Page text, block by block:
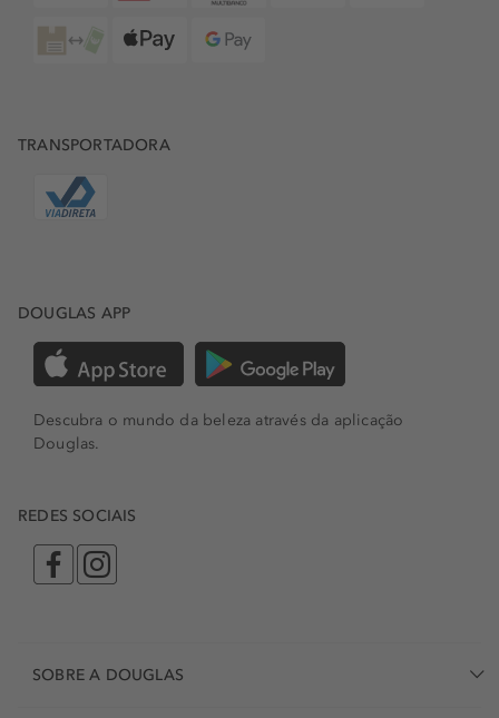
TRANSPORTADORA
DOUGLAS APP
Descubra o mundo da beleza através da aplicação
Douglas.
REDES SOCIAIS
SOBRE A DOUGLAS